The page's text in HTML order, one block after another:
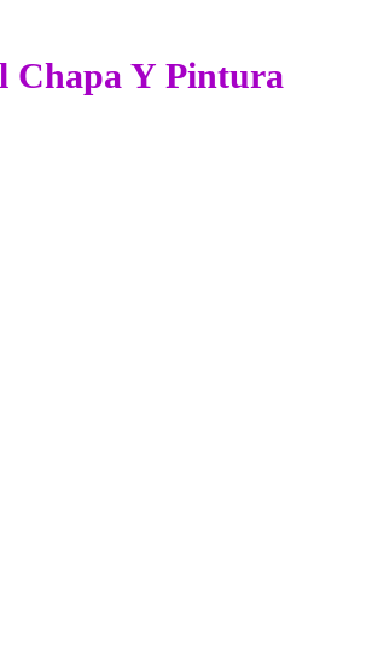
Chapa Y Pintura